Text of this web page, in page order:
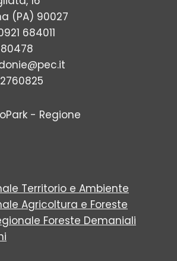
(PA) 90027
684011
Territorio e Ambiente
Agricoltura e Foreste
Foreste Demaniali